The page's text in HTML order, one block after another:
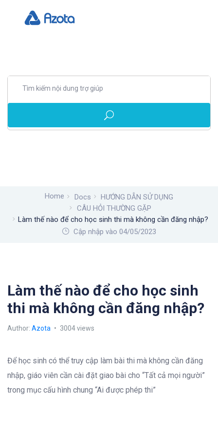
Home Docs
HƯỚNG DẪN SỬ DỤNG
CÂU HỎI THƯỜNG GẶP
Làm thế nào để cho học sinh thi mà không cần đăng nhập?
Cập nhập vào 04/05/2023
Làm thế nào để cho học sinh
thi mà không cần đăng nhập?
Author: Azota 3004 views
Để học sinh có thể truy cập làm bài thi mà không cần đăng
nhập, giáo viên cần cài đặt giao bài cho “Tất cả mọi người”
trong mục cấu hình chung “Ai được phép thi”